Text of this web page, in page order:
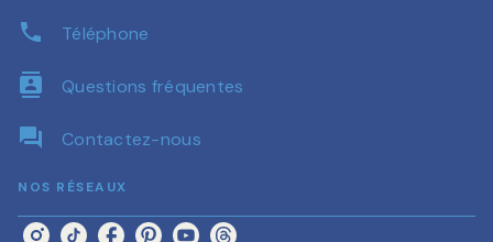
phone Téléphone
contacts Questions fréquentes
question_answer Contactez-nous
NOS RÉSEAUX